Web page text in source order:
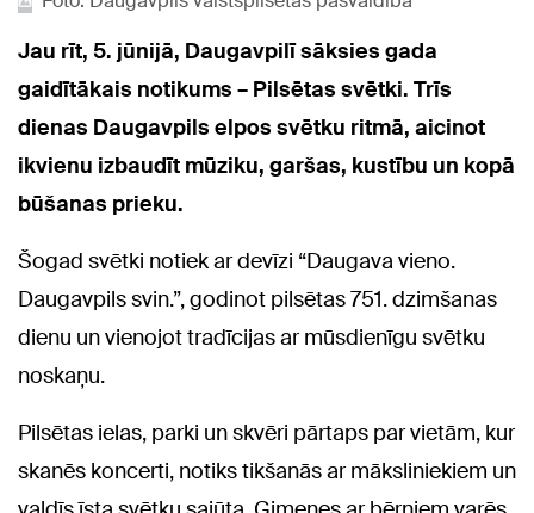
Jau rīt, 5. jūnijā, Daugavpilī sāksies gada
gaidītākais notikums – Pilsētas svētki. Trīs
dienas Daugavpils elpos svētku ritmā, aicinot
ikvienu izbaudīt mūziku, garšas, kustību un kopā
būšanas prieku.
Šogad svētki notiek ar devīzi “Daugava vieno.
Daugavpils svin.”, godinot pilsētas 751. dzimšanas
dienu un vienojot tradīcijas ar mūsdienīgu svētku
noskaņu.
Pilsētas ielas, parki un skvēri pārtaps par vietām, kur
skanēs koncerti, notiks tikšanās ar māksliniekiem un